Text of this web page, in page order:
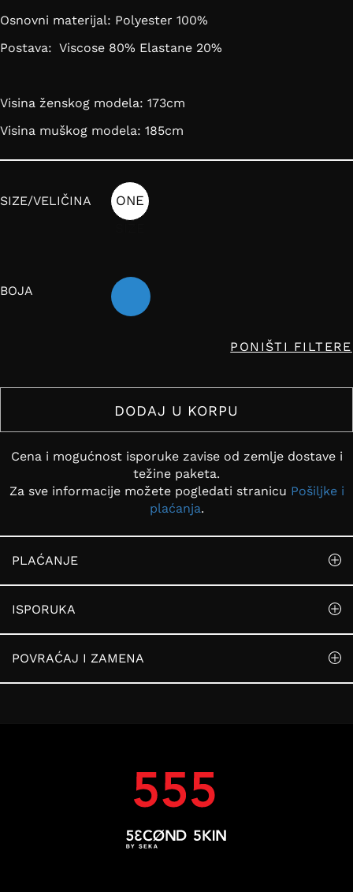
Osnovni materijal: Polyester 100%
Postava: Viscose 80% Elastane 20%
Visina ženskog modela: 173cm
Visina muškog modela: 185cm
SIZE/VELIČINA
ONE
BOJA
PONIŠTI FILTERE
DODAJ U KORPU
Cena i mogućnost isporuke zavise od zemlje dostave i
težine paketa.
Za sve informacije možete pogledati stranicu Pošiljke i
plaćanja.
PLAĆANJE
ISPORUKA
POVRAĆAJ I ZAMENA